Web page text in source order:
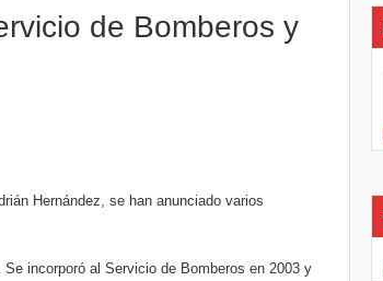
de Bomberos y
Hernández, se han anunciado varios
incorporó al Servicio de Bomberos en 2003 y